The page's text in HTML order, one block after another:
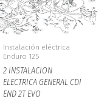
Instalación eléctrica
Enduro 125
2 INSTALACION
ELECTRICA GENERAL CDI
END 2T EVO